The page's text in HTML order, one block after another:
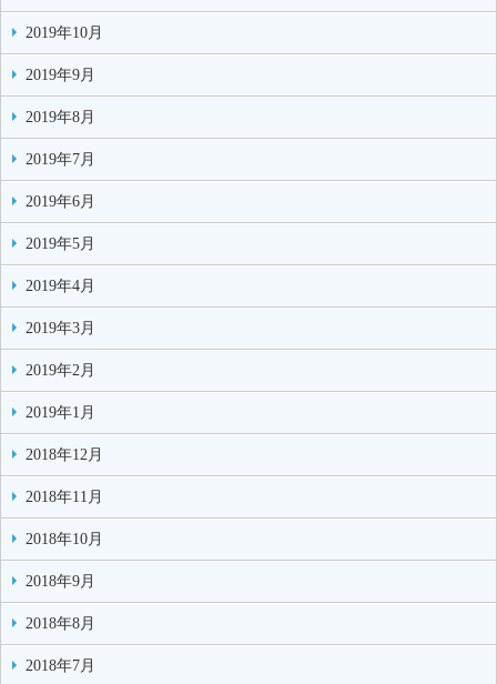
2019年10月
2019年9月
2019年8月
2019年7月
2019年6月
2019年5月
2019年4月
2019年3月
2019年2月
2019年1月
2018年12月
2018年11月
2018年10月
2018年9月
2018年8月
2018年7月